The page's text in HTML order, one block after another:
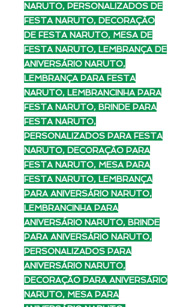
NARUTO, PERSONALIZADOS DE
FESTA NARUTO, DECORAÇÃO
DE FESTA NARUTO, MESA DE
FESTA NARUTO, LEMBRANÇA DE
ANIVERSÁRIO NARUTO,
LEMBRANÇA PARA FESTA
NARUTO, LEMBRANCINHA PARA
FESTA NARUTO, BRINDE PARA
FESTA NARUTO,
PERSONALIZADOS PARA FESTA
NARUTO, DECORAÇÃO PARA
FESTA NARUTO, MESA PARA
FESTA NARUTO, LEMBRANÇA
PARA ANIVERSÁRIO NARUTO,
LEMBRANCINHA PARA
ANIVERSÁRIO NARUTO, BRINDE
PARA ANIVERSÁRIO NARUTO,
PERSONALIZADOS PARA
ANIVERSÁRIO NARUTO,
DECORAÇÃO PARA ANIVERSÁRIO
NARUTO, MESA PARA